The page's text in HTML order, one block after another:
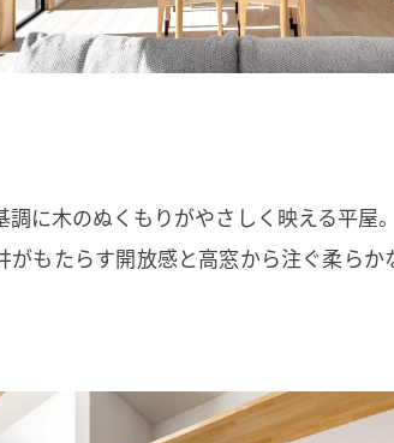
調に木のぬくもりがやさしく映える平屋
がもたらす開放感と高窓から注ぐ柔ら